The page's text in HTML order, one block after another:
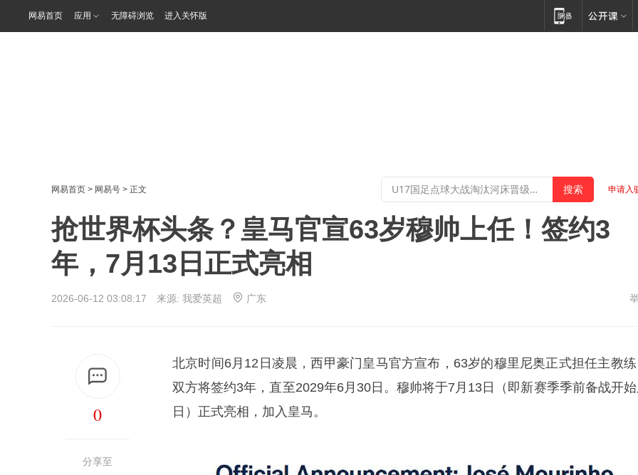
网易首页 应用 无障碍浏览 进入关怀版
网易首页 > 网易号 > 正文 申请入
抢世界杯头条？皇马官宣63岁穆帅上任！签约3
年，7月13日正式亮相
2026-06-12 03:08:17 来源: 我爱英超 广东
0
分享至
北京时间6月12日凌晨，西甲豪门皇马官方宣布，63岁的穆里尼奥正式担任主教
双方将签约3年，直至2029年6月30日。穆帅将于7月13日（即新赛季季前备战开
日）正式亮相，加入皇马。